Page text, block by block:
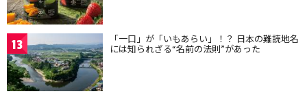
13 「一口」が「いもあらい」！？ 日本の難読地名
には知られざる“名前の法則”があった